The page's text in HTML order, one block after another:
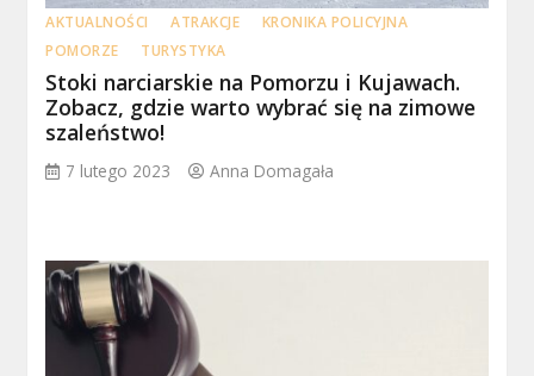
AKTUALNOŚCI ATRAKCJE
KRONIKA POLICYJNA
POMORZE
TURYSTYKA
Stoki narciarskie na Pomorzu i Kujawach.
Zobacz, gdzie warto wybrać się na zimowe
szaleństwo!
7 lutego 2023 Anna Domagała